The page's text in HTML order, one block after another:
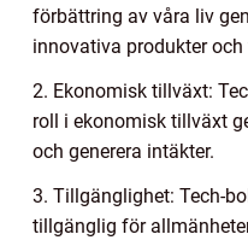
förbättring av våra liv
innovativa produkter och
2. Ekonomisk tillväxt:
roll i ekonomisk tillväxt
och generera intäkter.
3. Tillgänglighet: Tech-
tillgänglig för